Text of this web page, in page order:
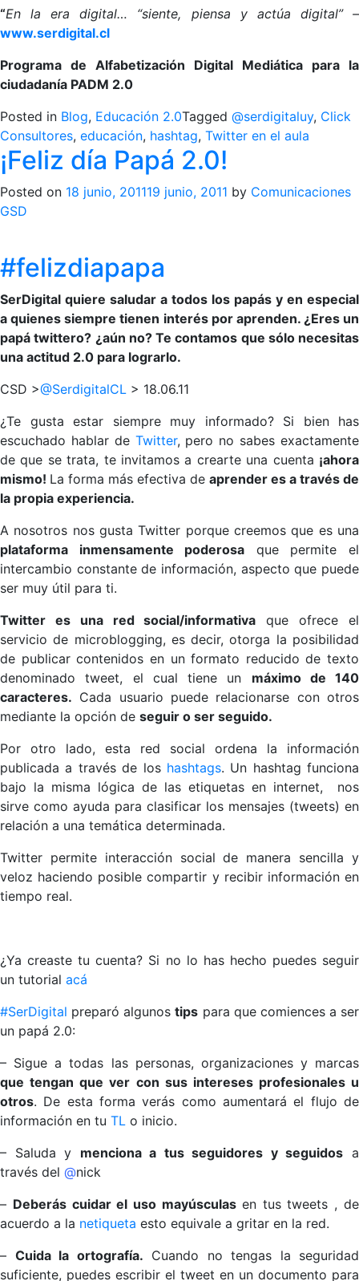
“En la era digital… “siente, piensa y actúa digital” –
www.serdigital.cl
Programa de Alfabetización Digital Mediática para la
ciudadanía PADM 2.0
Posted in Blog, Educación 2.0Tagged @serdigitaluy, Click
Consultores, educación, hashtag, Twitter en el aula
¡Feliz día Papá 2.0!
Posted on 18 junio, 201119 junio, 2011 by Comunicaciones
GSD
#felizdiapapa
SerDigital quiere saludar a todos los papás y en especial
a quienes siempre tienen interés por aprenden. ¿Eres un
papá twittero? ¿aún no? Te contamos que sólo necesitas
una actitud 2.0 para lograrlo.
CSD >@SerdigitalCL > 18.06.11
¿Te gusta estar siempre muy informado? Si bien has
escuchado hablar de Twitter, pero no sabes exactamente
de que se trata, te invitamos a crearte una cuenta ¡ahora
mismo! La forma más efectiva de aprender es a través de
la propia experiencia.
A nosotros nos gusta Twitter porque creemos que es una
plataforma inmensamente poderosa que permite el
intercambio constante de información, aspecto que puede
ser muy útil para ti.
Twitter es una red social/informativa que ofrece el
servicio de microblogging, es decir, otorga la posibilidad
de publicar contenidos en un formato reducido de texto
denominado tweet, el cual tiene un máximo de 140
caracteres. Cada usuario puede relacionarse con otros
mediante la opción de seguir o ser seguido.
Por otro lado, esta red social ordena la información
publicada a través de los hashtags. Un hashtag funciona
bajo la misma lógica de las etiquetas en internet, nos
sirve como ayuda para clasificar los mensajes (tweets) en
relación a una temática determinada.
Twitter permite interacción social de manera sencilla y
veloz haciendo posible compartir y recibir información en
tiempo real.
¿Ya creaste tu cuenta? Si no lo has hecho puedes seguir
un tutorial acá
#SerDigital preparó algunostips para que comiences a ser
un papá 2.0:
– Sigue a todas las personas, organizaciones y marcas
que tengan que ver con sus intereses profesionales u
otros. De esta forma verás como aumentará el flujo de
información en tu TL o inicio.
– Saluda y mencionaa tus seguidores y seguidos a
través del @nick
– Deberás cuidar el uso mayúsculas en tus tweets , de
acuerdo a la netiqueta esto equivale a gritar en la red.
– Cuida la ortografía. Cuando no tengas la seguridad
suficiente, puedes escribir el tweet en un documento para